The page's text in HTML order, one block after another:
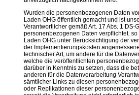
Wurden die personenbezogenen Daten
Laden OHG öffentlich gemacht und ist
Verantwortlicher gemäß Art. 17 Abs. 1 DS-
personenbezogenen Daten verpflichtet, so
Laden OHG unter Berücksichtigung der
der Implementierungskosten
technischer Art, um andere für die
welche die veröffentlichten
darüber in Kenntnis zu setzen, dass die
anderen für die Datenverarbeitung
sämtlicher Links zu diesen
oder Replikationen dieser